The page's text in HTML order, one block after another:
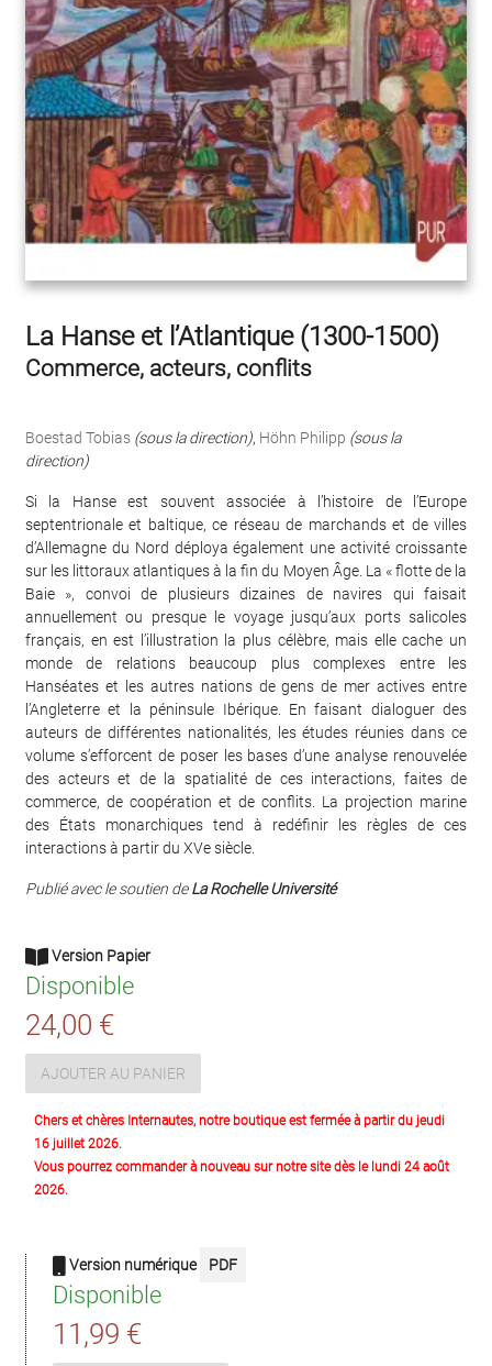
La Hanse et l’Atlantique (1300-1500)
Commerce, acteurs, conflits
Boestad Tobias (sous la direction), Höhn Philipp (sous la
direction)
Si la Hanse est souvent associée à l’histoire de l’Europe
septentrionale et baltique, ce réseau de marchands et de villes
d’Allemagne du Nord déploya également une activité croissante
sur les littoraux atlantiques à la fin du Moyen Âge. La « flotte de la
Baie », convoi de plusieurs dizaines de navires qui faisait
annuellement ou presque le voyage jusqu’aux ports salicoles
français, en est l’illustration la plus célèbre, mais elle cache un
monde de relations beaucoup plus complexes entre les
Hanséates et les autres nations de gens de mer actives entre
l’Angleterre et la péninsule Ibérique. En faisant dialoguer des
auteurs de différentes nationalités, les études réunies dans ce
volume s’efforcent de poser les bases d’une analyse renouvelée
des acteurs et de la spatialité de ces interactions, faites de
commerce, de coopération et de conflits. La projection marine
des États monarchiques tend à redéfinir les règles de ces
interactions à partir du XVe siècle.
Publié avec le soutien deLa Rochelle Université
Version Papier
Disponible
24,00 €
AJOUTER AU PANIER
Chers et chères Internautes, notre boutique est fermée à partir du jeudi
16 juillet 2026.
Vous pourrez commander à nouveau sur notre site dès le lundi 24 août
2026.
Version numérique PDF
Disponible
11,99 €